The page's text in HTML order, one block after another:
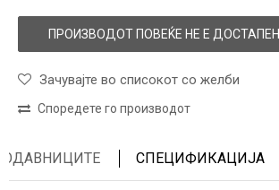
ПРОИЗВОДОТ ПОВЕЌЕ НЕ Е ДОСТАПЕН
Зачувајте во списокот со желби
Споредете го производот
СПЕЦИФИКАЦИЈА